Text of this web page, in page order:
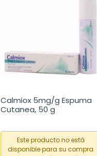
Calmiox 5mg/g Espuma
Cutanea, 50 g
Este producto no está
disponible para su compra